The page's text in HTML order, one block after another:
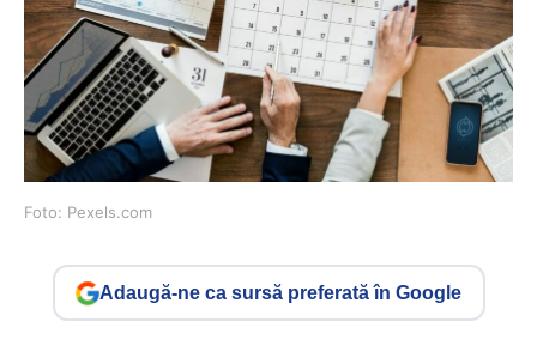
Foto: Pexels.com
Adaugă-ne ca sursă preferată în Google